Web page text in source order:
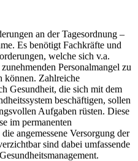
an der Tagesordnung –
Es benötigt Fachkräfte und
welche sich v.a.
Personalmangel zu
können. Zahlreiche
Gesundheit, die sich mit dem
beschäftigen, sollen
Aufgaben rüsten. Diese
im permanenten
angemessene Versorgung der
sind dabei umfassende